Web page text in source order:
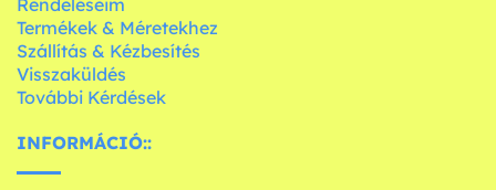
Rendeléseim
Termékek & Méretekhez
Szállítás & Kézbesítés
Visszaküldés
További Kérdések
INFORMÁCIÓ::